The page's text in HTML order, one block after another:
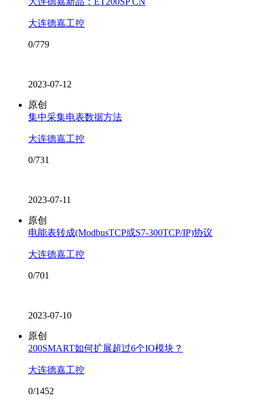
大连德嘉工控
0/779
2023-07-12
原创
集中采集电表数据方法
大连德嘉工控
0/731
2023-07-11
原创
电能表转成(ModbusTCP或S7-300TCP/IP)协议
大连德嘉工控
0/701
2023-07-10
原创
200SMART如何扩展超过6个IO模块？
大连德嘉工控
0/1452